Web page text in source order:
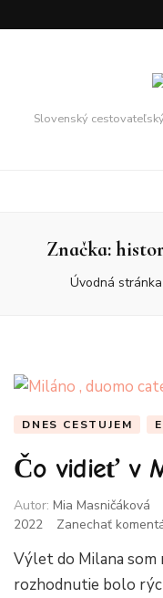
Slovenský cestovateľský
Značka:
Úvodná stránka
DNES CESTUJEM
Čo vidieť v
Autor: Mia Masničáková
2022
Zanechať
Výlet do Milana som
rozhodnutie bolo